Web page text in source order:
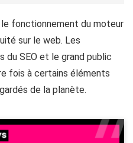
fonctionnement du moteur
sur le web. Les
du SEO et le grand public
fois à certains éléments
de la planète.